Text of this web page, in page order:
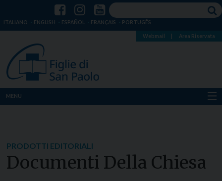
ITALIANO ENGLISH ESPAÑOL FRANÇAIS PORTUGÊS
Webmail Area Riservata
MENU
Notizie
PRODOTTI EDITORIALI
Documenti Della Chiesa